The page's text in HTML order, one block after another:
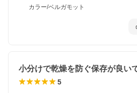
カラー/ベルガモット
小分けで乾燥を防ぐ保存が良い
5